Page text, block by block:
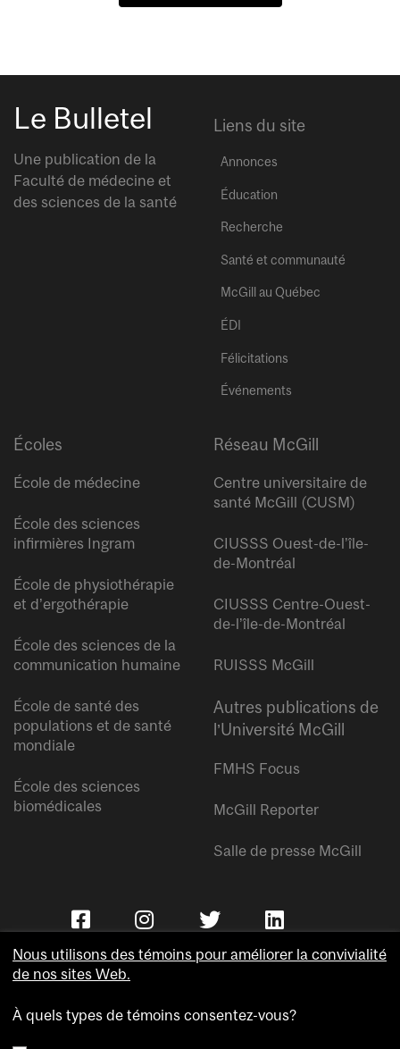
Le Bulletel
Une publication de la
Faculté de médecine et
des sciences de la santé
Liens du site
Annonces
Éducation
Recherche
Santé et communauté
McGill au Québec
ÉDI
Félicitations
Événements
Écoles
École de médecine
École des sciences
infirmières Ingram
École de physiothérapie
et d’ergothérapie
École des sciences de la
communication humaine
École de santé des
populations et de santé
mondiale
École des sciences
biomédicales
Réseau McGill
Centre universitaire de
santé McGill (CUSM)
CIUSSS Ouest-de-l’île-
de-Montréal
CIUSSS Centre-Ouest-
de-l’île-de-Montréal
RUISSS McGill
Autres publications de
l’Université McGill
FMHS Focus
McGill Reporter
Salle de presse McGill
Nous utilisons des témoins pour améliorer la convivialité
de nos sites Web.
À quels types de témoins consentez-vous?